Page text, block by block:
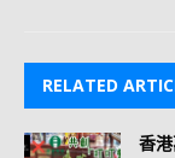
RELATED
香